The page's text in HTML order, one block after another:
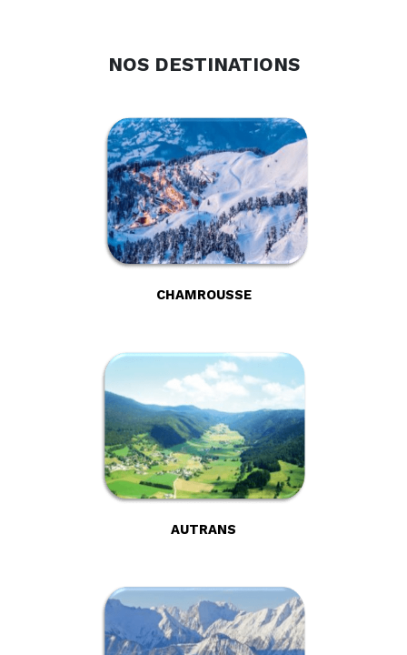
NOS DESTINATIONS
CHAMROUSSE
AUTRANS